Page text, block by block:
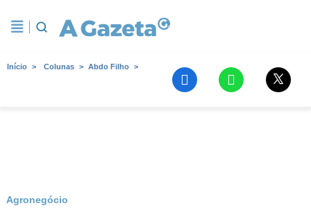
Início Colunas Abdo Filho
Agronegócio